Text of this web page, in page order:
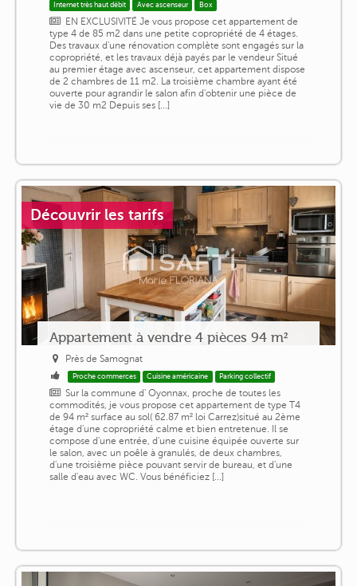
Internet très haut débit
Avec ascenseur Box
EN EXCLUSIVITÉ Je vous propose cet appartement de
type 4 de 85 m2 dans une petite copropriété de 4 étages.
Des travaux d'une rénovation complète sont engagés sur la
copropriété, et les travaux déjà payés par le vendeur Situé
au premier étage avec ascenseur, cet appartement dispose
de 2 chambres de 11 m2. La troisième chambre ayant été
ouverte pour agrandir le salon afin d'obtenir une pièce de
vie de 30 m2 Depuis ses [...]
Découvrir les tarifs
Appartement à vendre 4 pièces 94 m²
Près de Samognat
Proche commerces Cuisine américaine Parking collectif
Sur la commune d' Oyonnax, proche de toutes les
commodités, je vous propose cet appartement de type T4
de 94 m² surface au sol( 62.87 m² loi Carrez)situé au 2ème
étage d'une copropriété calme et bien entretenue. Il se
compose d'une entrée, d'une cuisine équipée ouverte sur
le salon, avec un poêle à granulés, de deux chambres,
d'une troisième pièce pouvant servir de bureau, et d'une
salle d'eau avec WC. Vous bénéficiez [...]